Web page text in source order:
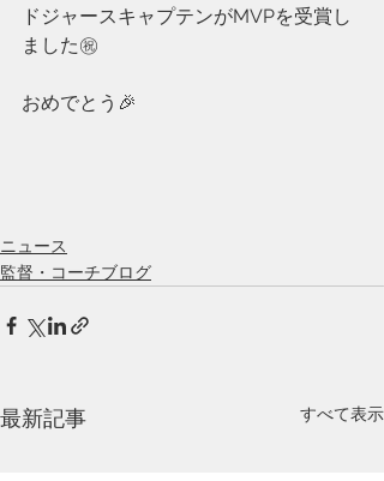
ドジャースキャプテンがMVPを受賞し
ました㊗️
おめでとう🎉
ニュース
監督・コーチブログ
最新記事 すべて表示